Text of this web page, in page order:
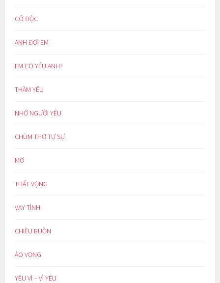
CÔ ĐỘC
ANH ĐỢI EM
EM CÓ YÊU ANH?
THẦM YÊU
NHỚ NGƯỜI YÊU
CHÙM THƠ TỰ SỰ
MƠ
THẤT VỌNG
VAY TÌNH
CHIỀU BUỒN
ẢO VỌNG
YÊU VÌ – VÌ YÊU